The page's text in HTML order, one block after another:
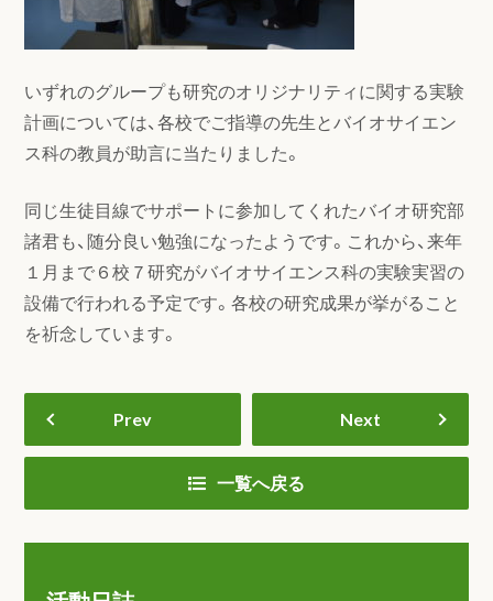
いずれのグループも研究のオリジナリティに関する実験
計画については、各校でご指導の先生とバイオサイエン
ス科の教員が助言に当たりました。
同じ生徒目線でサポートに参加してくれたバイオ研究部
諸君も、随分良い勉強になったようです。これから、来年
１月まで６校７研究がバイオサイエンス科の実験実習の
設備で行われる予定です。各校の研究成果が挙がること
を祈念しています。
Prev Next
一覧へ戻る